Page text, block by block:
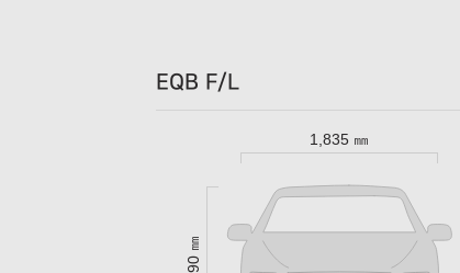
EQB F/L
1,835 ㎜